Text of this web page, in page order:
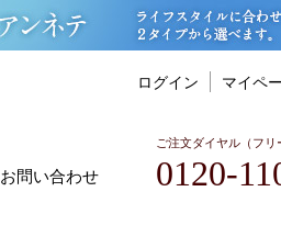
ログイン マイペ
お問い合わせ
ご注文ダイヤル（フリ
0120-